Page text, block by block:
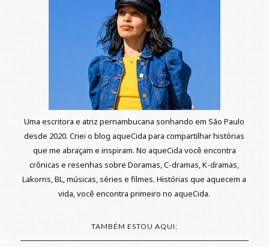
Uma escritora e atriz pernambucana sonhando em São Paulo
desde 2020. Criei o blog aqueCida para compartilhar histórias
que me abraçam e inspiram. No aqueCida você encontra
crônicas e resenhas sobre Doramas, C-dramas, K-dramas,
Lakorns, BL, músicas, séries e filmes. Histórias que aquecem a
vida, você encontra primeiro no aqueCida.
TAMBÉM ESTOU AQUI: